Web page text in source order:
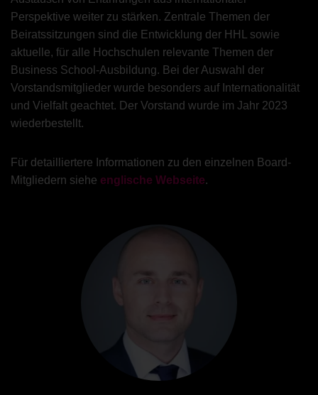
Perspektive weiter zu stärken. Zentrale Themen der
Beiratssitzungen sind die Entwicklung der HHL sowie
aktuelle, für alle Hochschulen relevante Themen der
Business School-Ausbildung. Bei der Auswahl der
Vorstandsmitglieder wurde besonders auf Internationalität
und Vielfalt geachtet. Der Vorstand wurde im Jahr 2023
wiederbestellt.
Für detailliertere Informationen zu den einzelnen Board-
Mitgliedern siehe englische Webseite.